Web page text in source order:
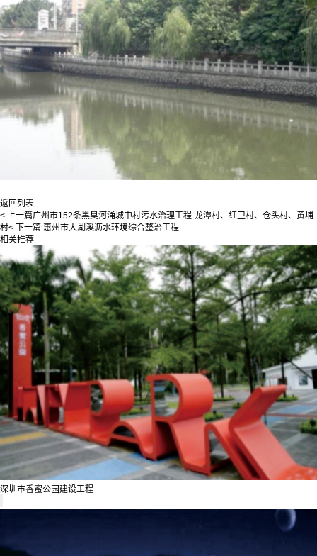
返回列表
< 上一篇广州市152条黑臭河涌城中村污水治理工程-龙潭村、红卫村、仓头村、黄埔
村< 下一篇 惠州市大湖溪沥水环境综合整治工程
相关推荐
深圳市香蜜公园建设工程